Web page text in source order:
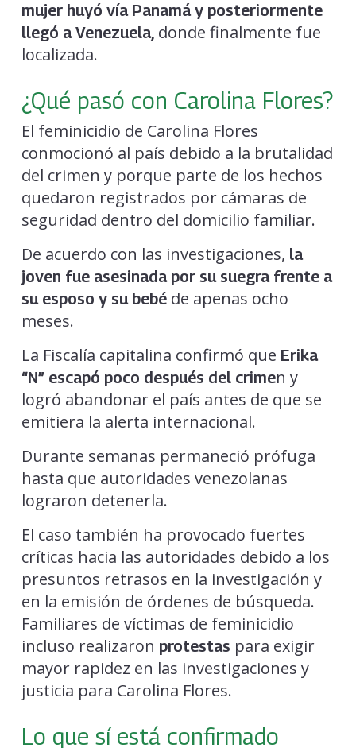
mujer huyó vía Panamá y posteriormente
llegó a Venezuela,donde finalmente fue
localizada.
¿Qué pasó con Carolina Flores?
El feminicidio de Carolina Flores
conmocionó al país debido a la brutalidad
del crimen y porque parte de los hechos
quedaron registrados por cámaras de
seguridad dentro del domicilio familiar.
De acuerdo con las investigaciones, la
joven fue asesinada por su suegra frente a
su esposo y su bebé de apenas ocho
meses.
La Fiscalía capitalina confirmó que Erika
“N” escapó poco después del crimen y
logró abandonar el país antes de que se
emitiera la alerta internacional.
Durante semanas permaneció prófuga
hasta que autoridades venezolanas
lograron detenerla.
El caso también ha provocado fuertes
críticas hacia las autoridades debido a los
presuntos retrasos en la investigación y
en la emisión de órdenes de búsqueda.
Familiares de víctimas de feminicidio
incluso realizaron protestas para exigir
mayor rapidez en las investigaciones y
justicia para Carolina Flores.
Lo que sí está confirmado